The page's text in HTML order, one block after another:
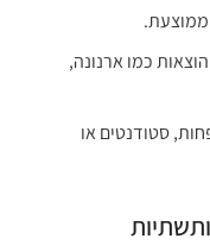
ממוצעת.
כמו ארנונה,
סטודנטים או